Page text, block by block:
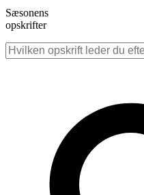
Sæsonens
opskrifter